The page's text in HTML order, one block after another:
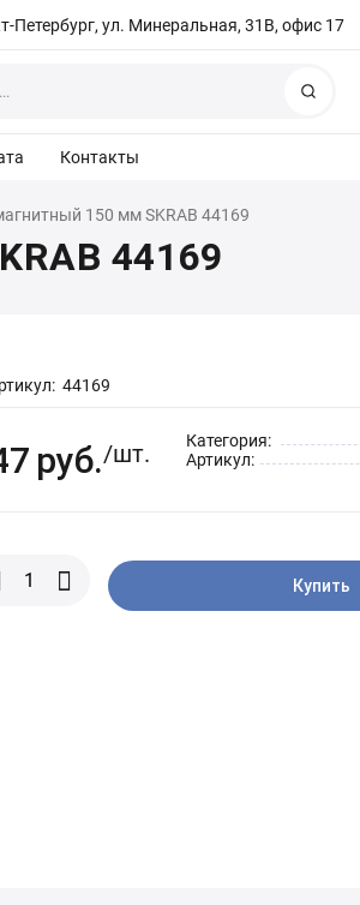
Петербург, ул. Минеральная, 31В, офис 17
Контакты
150 мм SKRAB 44169
44169
44169
руб./шт. Категория:
Артикул:
Купить